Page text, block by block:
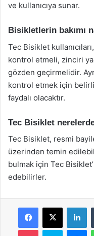
ve kullanıcıya sunar.
Bisikletlerin bakımı
Tec Bisiklet
kontrol etmeli, zinciri
gözden geçirmelidir.
kontrol etmek için belirli
faydalı olacaktır.
Tec Bisiklet
Tec Bisiklet, resmi
üzerinden temin
bulmak için Tec
edebilirler.
Facebook
X
Pocket Skype